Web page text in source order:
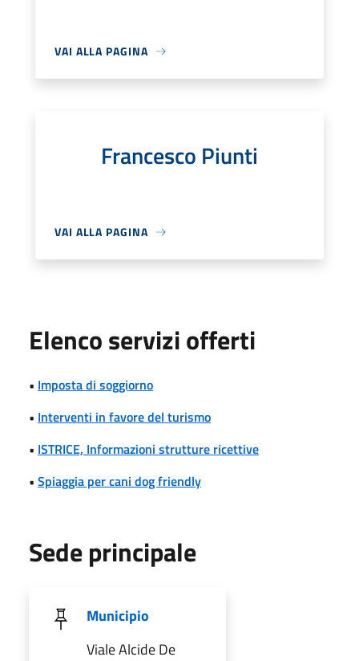
VAI ALLA PAGINA
Francesco Piunti
VAI ALLA PAGINA
Elenco servizi offerti
• Imposta di soggiorno
• Interventi in favore del turismo
• ISTRICE, Informazioni strutture ricettive
• Spiaggia per cani dog friendly
Sede principale
Municipio
Viale Alcide De